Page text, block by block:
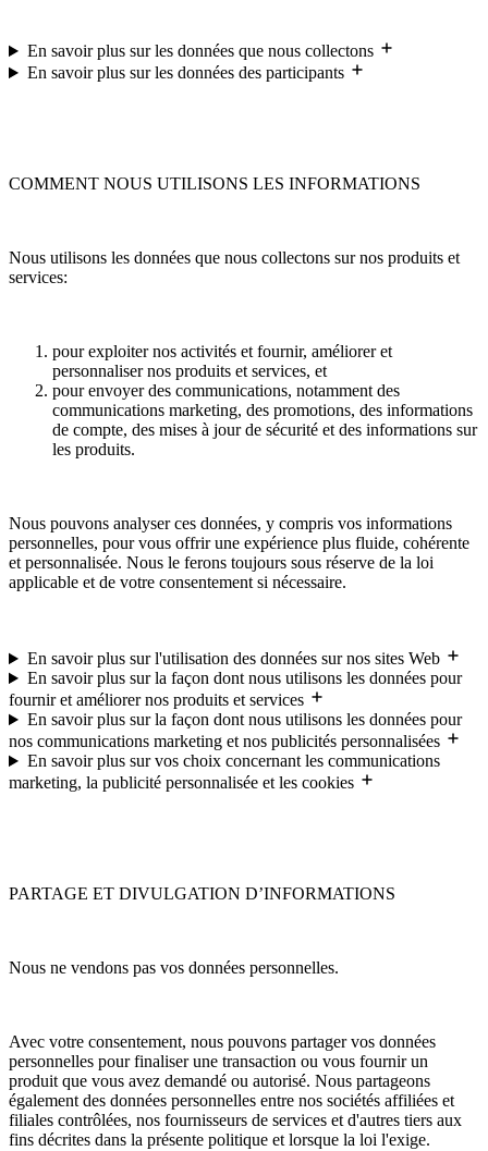
En savoir plus sur les données que nous collectons
En savoir plus sur les données des participants
COMMENT NOUS UTILISONS LES INFORMATIONS
Nous utilisons les données que nous collectons sur nos produits et
services:
pour exploiter nos activités et fournir, améliorer et
personnaliser nos produits et services, et
pour envoyer des communications, notamment des
communications marketing, des promotions, des informations
de compte, des mises à jour de sécurité et des informations sur
les produits.
Nous pouvons analyser ces données, y compris vos informations
personnelles, pour vous offrir une expérience plus fluide, cohérente
et personnalisée. Nous le ferons toujours sous réserve de la loi
applicable et de votre consentement si nécessaire.
En savoir plus sur l'utilisation des données sur nos sites Web
En savoir plus sur la façon dont nous utilisons les données pour
fournir et améliorer nos produits et services
En savoir plus sur la façon dont nous utilisons les données pour
nos communications marketing et nos publicités personnalisées
En savoir plus sur vos choix concernant les communications
marketing, la publicité personnalisée et les cookies
PARTAGE ET DIVULGATION D’INFORMATIONS
Nous ne vendons pas vos données personnelles.
Avec votre consentement, nous pouvons partager vos données
personnelles pour finaliser une transaction ou vous fournir un
produit que vous avez demandé ou autorisé. Nous partageons
également des données personnelles entre nos sociétés affiliées et
filiales contrôlées, nos fournisseurs de services et d'autres tiers aux
fins décrites dans la présente politique et lorsque la loi l'exige.